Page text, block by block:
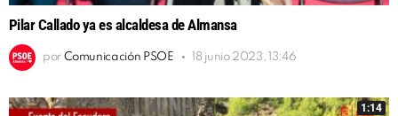
Pilar Callado ya es alcaldesa de Almansa
por Comunicación PSOE 18 junio 2023, 13:46
1:14